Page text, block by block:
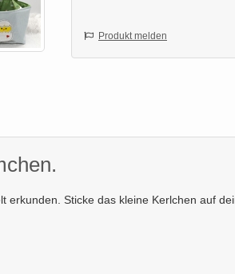
Produkt melden
erkunden. Sticke das kleine Kerlchen auf